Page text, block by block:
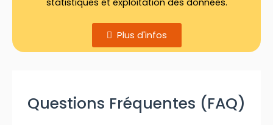
Plus d'infos
Questions Fréquentes (FAQ)